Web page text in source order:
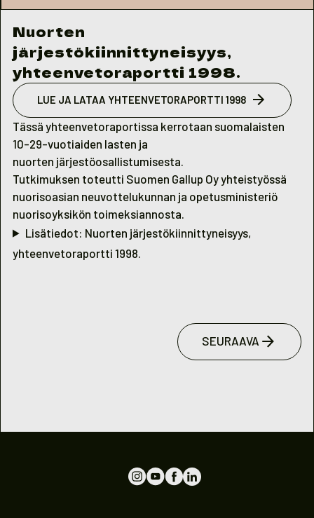
Nuorten
järjestökiinnittyneisyys,
yhteenvetoraportti 1998.
LUE JA LATAA YHTEENVETORAPORTTI 1998
Tässä yhteenvetoraportissa kerrotaan suomalaisten
10-29-vuotiaiden lasten ja
nuorten järjestöosallistumisesta.
Tutkimuksen toteutti Suomen Gallup Oy yhteistyössä
nuorisoasian neuvottelukunnan ja opetusministeriö
nuorisoyksikön toimeksiannosta.
Lisätiedot: Nuorten järjestökiinnittyneisyys,
yhteenvetoraportti 1998.
SEURAAVA